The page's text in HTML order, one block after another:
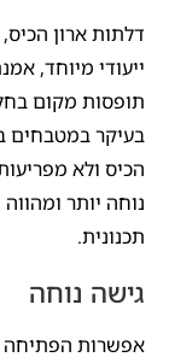
דלתות ארון
ייעודי מיוחד,
תופסות מקום
בעיקר במטבחים
הכיס ולא
נוחה יותר
תכנונית.
גישה נוחה
אפשרות הפתיחה